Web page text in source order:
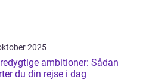
2025
ambitioner: Sådan
du din rejse i dag